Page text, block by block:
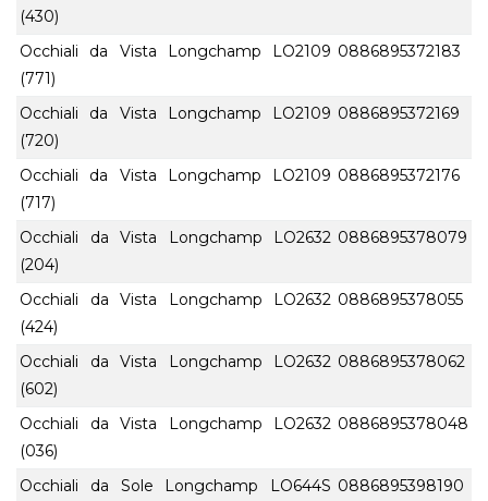
(430)
Occhiali da Vista Longchamp LO2109
(771)
0886895372183
Occhiali da Vista Longchamp LO2109
(720)
0886895372169
Occhiali da Vista Longchamp LO2109
(717)
0886895372176
Occhiali da Vista Longchamp LO2632
(204)
0886895378079
Occhiali da Vista Longchamp LO2632
(424)
0886895378055
Occhiali da Vista Longchamp LO2632
(602)
0886895378062
Occhiali da Vista Longchamp LO2632
(036)
0886895378048
Occhiali da Sole Longchamp LO644S 0886895398190